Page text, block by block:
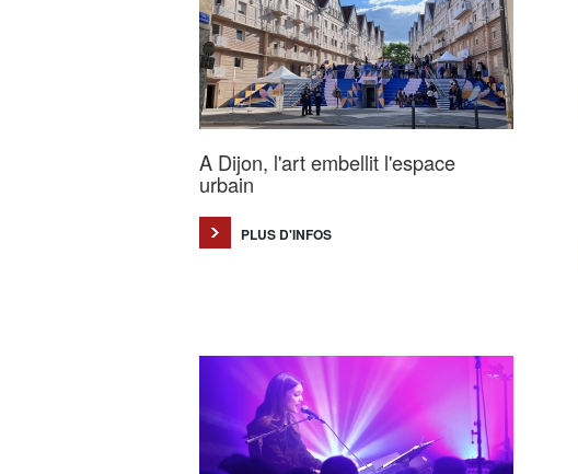
A Dijon, l'art embellit l'espace
urbain
PLUS D'INFOS